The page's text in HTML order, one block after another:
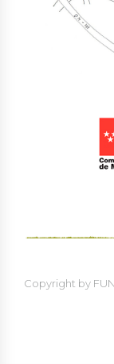
Copyright by